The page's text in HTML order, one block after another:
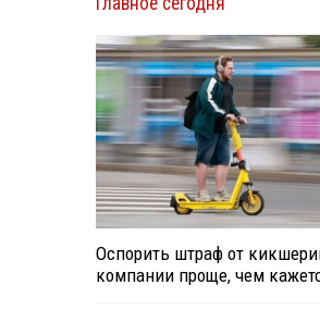
Оспорить штраф от
компании проще, чем